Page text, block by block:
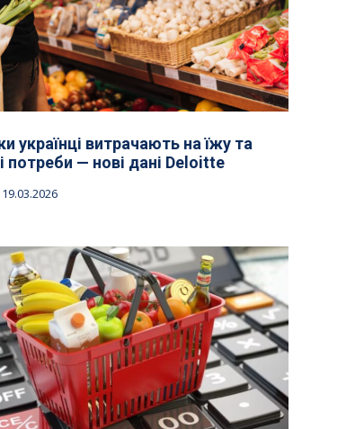
українці витрачають на їжу та
потреби — нові дані Deloitte
19.03.2026